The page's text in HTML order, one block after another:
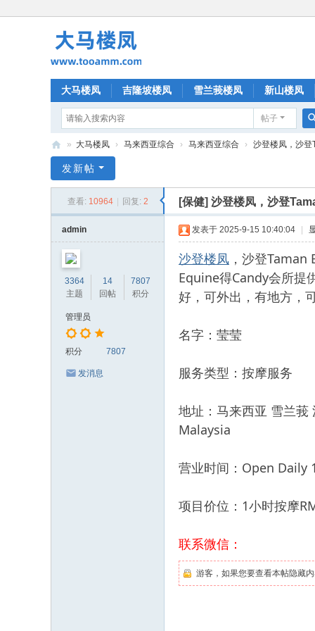
大马楼凤 吉隆坡楼凤 雪兰莪楼凤 新山楼凤
帖子
马
» 大马楼凤 › 马来西亚综合 › 马来西亚综合 › 沙登楼凤，沙
发新帖
查看: 10964 回复: 2 [保健] 沙登楼凤，沙登
admin
3364
主题
14
回帖
7807
积分
管理员
积分 7807
发消息
发表于 2025-9-15 10:40:04
沙登楼凤 ，沙登
Equine得Candy会所提
好，可外出，有地方，
名字：莹莹
服务类型：按摩服务
地址：马来西亚 雪兰
Malaysia
营业时间：Open Daily
项目价位：1小时按摩
联系微信：
游客，如果您要查看本帖隐藏